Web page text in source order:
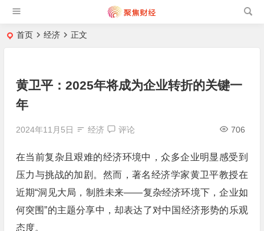
首页 经济 正文
黄卫平：2025年将成为企业转折的关键一
年
2024年11月5日 经济 评论 706
在当前复杂且艰难的经济环境中，众多企业明显感受到
压力与挑战的加剧。然而，著名经济学家黄卫平教授在
近期“洞见大局，制胜未来——复杂经济环境下，企业如
何突围”的主题分享中，却表达了对中国经济形势的乐观
态度。